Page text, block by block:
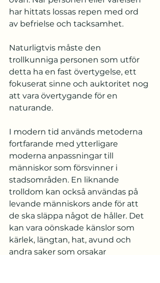
har hittats lossas repen med ord
av befrielse och tacksamhet.
Naturligtvis måste den
trollkunniga personen som utför
detta ha en fast övertygelse, ett
fokuserat sinne och auktoritet nog
att vara övertygande för en
naturande.
I modern tid används metoderna
fortfarande med ytterligare
moderna anpassningar till
människor som försvinner i
stadsområden. En liknande
trolldom kan också användas på
levande människors ande för att
de ska släppa något de håller. Det
kan vara oönskade känslor som
kärlek, längtan, hat, avund och
andra saker som orsakar